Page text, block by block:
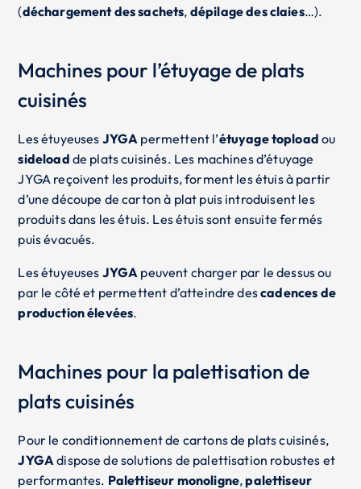
(déchargement des sachets, dépilage des claies…).
Machines pour l’étuyage de plats
cuisinés
Les étuyeuses JYGA permettent l’étuyage topload ou
sideload de plats cuisinés. Les machines d’étuyage
JYGA reçoivent les produits, forment les étuis à partir
d’une découpe de carton à plat puis introduisent les
produits dans les étuis. Les étuis sont ensuite fermés
puis évacués.
Les étuyeuses JYGA peuvent charger par le dessus ou
par le côté et permettent d’atteindre descadences de
production élevées.
Machines pour la palettisation de
plats cuisinés
Pour le conditionnement de cartons de plats cuisinés,
JYGA dispose de solutions de palettisation robustes et
performantes. Palettiseur monoligne,palettiseur